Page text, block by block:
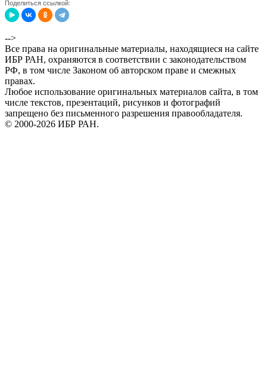
Поделиться ссылкой:
-->
Все права на оригинальные материалы, находящиеся на сайте
ИБР РАН, охраняются в соответствии с законодательством
РФ, в том числе Законом об авторском праве и смежных
правах.
Любое использование оригинальных материалов сайта, в том
числе текстов, презентаций, рисунков и фотографий
запрещено без письменного разрешения правообладателя.
© 2000-2026 ИБР РАН.